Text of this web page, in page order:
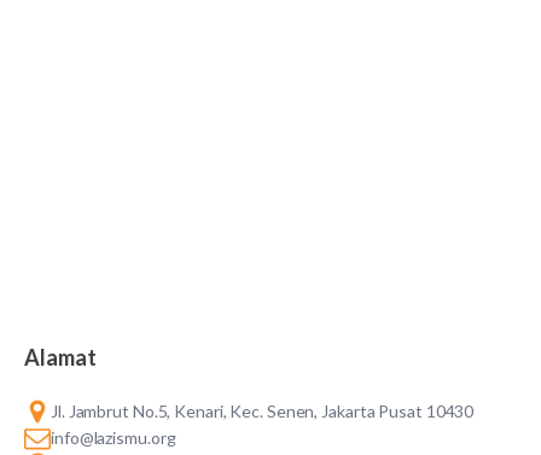
Alamat
Jl. Jambrut No.5, Kenari, Kec. Senen, Jakarta Pusat 10430
info@lazismu.org